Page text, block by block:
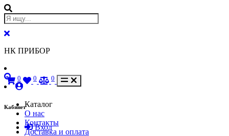
НК ПРИБОР
Кабинет
Вход
0 0 0
Каталог
О нас
Контакты
Доставка и оплата